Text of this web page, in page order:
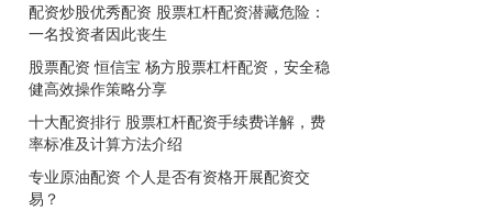
配资炒股优秀配资 股票杠杆配资潜藏危险：
一名投资者因此丧生
股票配资 恒信宝 杨方股票杠杆配资，安全稳
健高效操作策略分享
十大配资排行 股票杠杆配资手续费详解，费
率标准及计算方法介绍
专业原油配资 个人是否有资格开展配资交
易？